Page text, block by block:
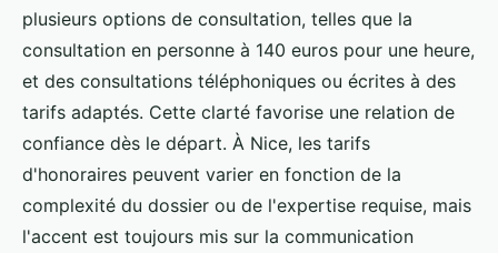
plusieurs options de consultation, telles que la
consultation en personne à 140 euros pour une heure,
et des consultations téléphoniques ou écrites à des
tarifs adaptés. Cette clarté favorise une relation de
confiance dès le départ. À Nice, les tarifs
d'honoraires peuvent varier en fonction de la
complexité du dossier ou de l'expertise requise, mais
l'accent est toujours mis sur la communication